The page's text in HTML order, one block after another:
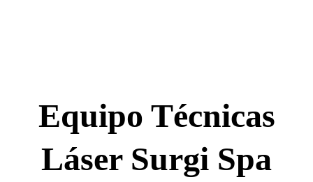
Equipo Técnicas
Láser Surgi Spa